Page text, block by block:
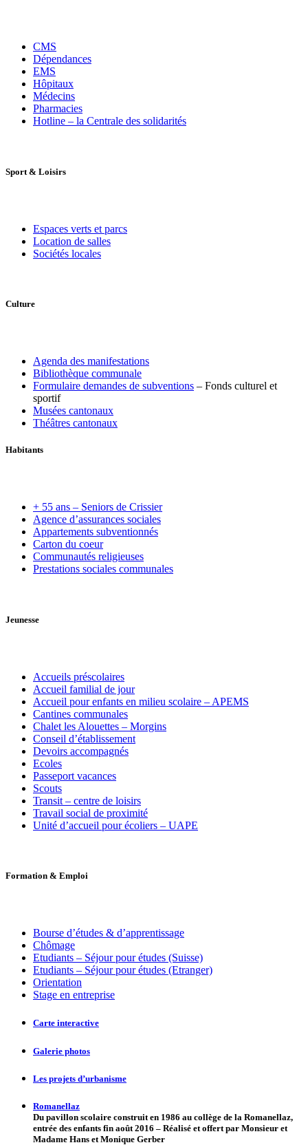
CMS
Dépendances
EMS
Hôpitaux
Médecins
Pharmacies
Hotline – la Centrale des solidarités
Sport & Loisirs
Espaces verts et parcs
Location de salles
Sociétés locales
Culture
Agenda des manifestations
Bibliothèque communale
Formulaire demandes de subventions – Fonds culturel et
sportif
Musées cantonaux
Théâtres cantonaux
Habitants
+ 55 ans – Seniors de Crissier
Agence d’assurances sociales
Appartements subventionnés
Carton du coeur
Communautés religieuses
Prestations sociales communales
Jeunesse
Accueils préscolaires
Accueil familial de jour
Accueil pour enfants en milieu scolaire – APEMS
Cantines communales
Chalet les Alouettes – Morgins
Conseil d’établissement
Devoirs accompagnés
Ecoles
Passeport vacances
Scouts
Transit – centre de loisirs
Travail social de proximité
Unité d’accueil pour écoliers – UAPE
Formation & Emploi
Bourse d’études & d’apprentissage
Chômage
Etudiants – Séjour pour études (Suisse)
Etudiants – Séjour pour études (Etranger)
Orientation
Stage en entreprise
Carte interactive
Galerie photos
Les projets d’urbanisme
Romanellaz
Du pavillon scolaire construit en 1986 au collège de la Romanellaz,
entrée des enfants fin août 2016 – Réalisé et offert par Monsieur et
Madame Hans et Monique Gerber